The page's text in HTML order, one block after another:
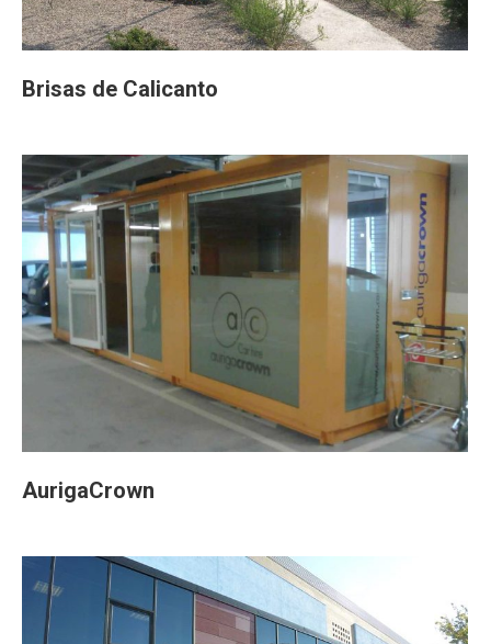
Brisas de Calicanto
AurigaCrown